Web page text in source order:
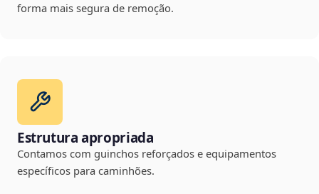
forma mais segura de remoção.
Estrutura apropriada
Contamos com guinchos reforçados e equipamentos
específicos para caminhões.